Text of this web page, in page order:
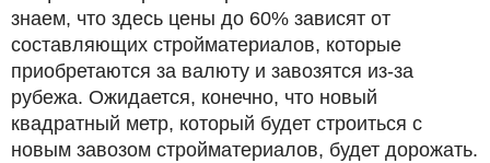
знаем, что здесь цены до 60% зависят от
составляющих стройматериалов, которые
приобретаются за валюту и завозятся из-за
рубежа. Ожидается, конечно, что новый
квадратный метр, который будет строиться с
новым завозом стройматериалов, будет дорожать.